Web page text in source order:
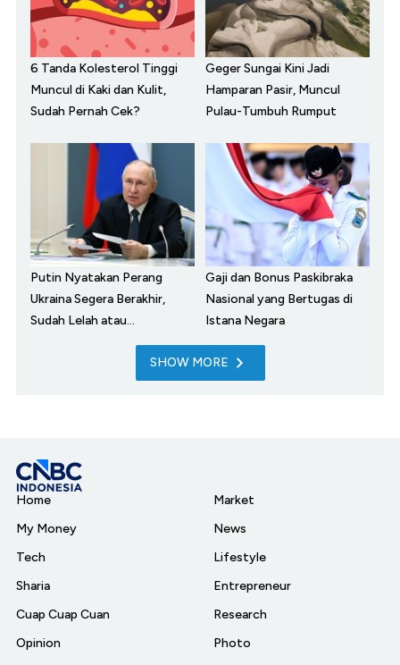
6 Tanda Kolesterol Tinggi
Muncul di Kaki dan Kulit,
Sudah Pernah Cek?
Geger Sungai Kini Jadi
Hamparan Pasir, Muncul
Pulau-Tumbuh Rumput
Putin Nyatakan Perang
Ukraina Segera Berakhir,
Sudah Lelah atau...
Gaji dan Bonus Paskibraka
Nasional yang Bertugas di
Istana Negara
SHOW MORE
Home
My Money
Tech
Sharia
Cuap Cuap Cuan
Opinion
Market
News
Lifestyle
Entrepreneur
Research
Photo